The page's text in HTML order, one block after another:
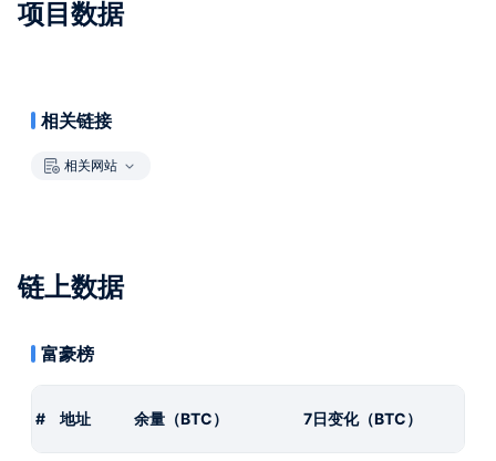
项目数据
相关链接
相关网站
链上数据
富豪榜
# 地址 余量（BTC） 7日变化（BTC）